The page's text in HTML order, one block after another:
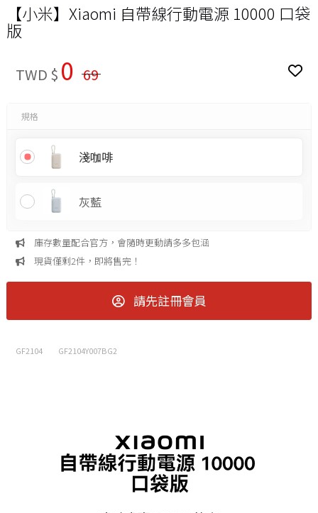
【小米】Xiaomi 自帶線行動電源 10000 口袋
版
TWD $ 0 69
規格
淺咖啡
灰藍
庫存數量配合官方，會隨時更動請多多包涵
現貨僅剩2件，即將售完！
請先註冊會員
GF2104 GF2104Y007BG2